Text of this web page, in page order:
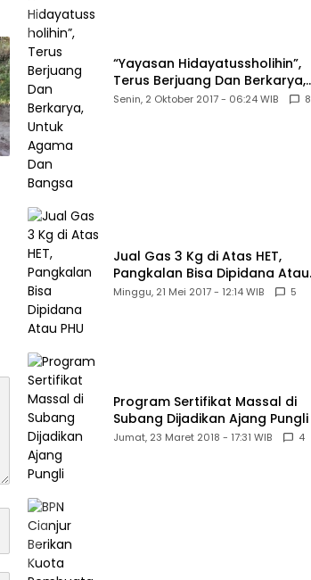
“Yayasan Hidayatussholihin”,
Terus Berjuang Dan Berkarya,
Untuk Agama Dan Bangsa
Senin, 2 Oktober 2017 - 06:24 WIB 8
Jual Gas 3 Kg di Atas HET,
Pangkalan Bisa Dipidana Atau
PHU
Minggu, 21 Mei 2017 - 12:14 WIB 5
Program Sertifikat Massal di
Subang Dijadikan Ajang Pungli
Jumat, 23 Maret 2018 - 17:31 WIB 4